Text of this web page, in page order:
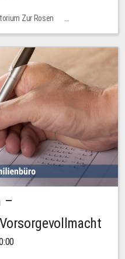
Zur Rosen
–